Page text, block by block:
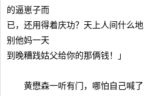
的逼崽子而
已，还用得着庆功？天上人间什么
别他妈一天
到晚糟践姑父给你的那俩钱！」
黄懋森一听有门，哪怕自己喊了